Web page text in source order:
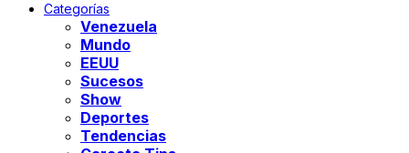
Categorías
Venezuela
Mundo
EEUU
Sucesos
Show
Deportes
Tendencias